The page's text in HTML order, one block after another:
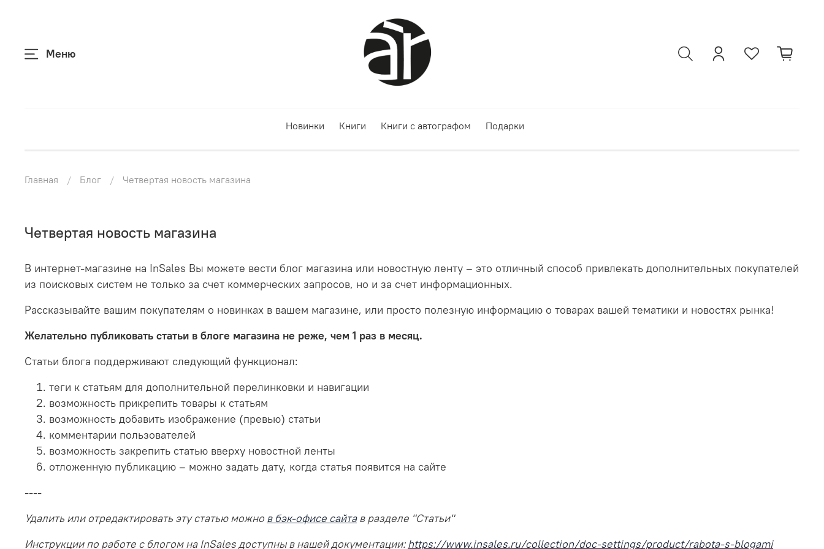
Меню
Новинки Книги Книги с автографом Подарки
Главная Блог Четвертая новость магазина
Четвертая новость магазина
В интернет-магазине на InSales Вы можете вести блог магазина или новостную ленту – это отличный способ привлекать дополнительных покупателей
из поисковых систем не только за счет коммерческих запросов, но и за счет информационных.
Рассказывайте вашим покупателям о новинках в вашем магазине, или просто полезную информацию о товарах вашей тематики и новостях рынка!
Желательно публиковать статьи в блоге магазина не реже, чем 1 раз в месяц.
Статьи блога поддерживают следующий функционал:
теги к статьям для дополнительной перелинковки и навигации
возможность прикрепить товары к статьям
возможность добавить изображение (превью) статьи
комментарии пользователей
возможность закрепить статью вверху новостной ленты
отложенную публикацию – можно задать дату, когда статья появится на сайте
----
Удалить или отредактировать эту статью можно в бэк-офисе сайтав разделе "Статьи"
Инструкции по работе с блогом на InSales доступны в нашей документации:https://www.insales.ru/collection/doc-settings/product/rabota-s-blogami